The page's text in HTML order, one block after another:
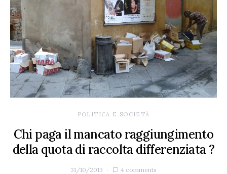
POLITICA E SOCIETÀ
Chi paga il mancato raggiungimento
della quota di raccolta differenziata ?
31/10/2013 4 comments